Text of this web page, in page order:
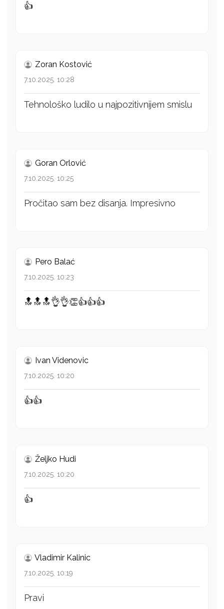
👍
Zoran Kostović
7.10.2025. 10:28
Tehnološko ludilo u najpozitivnijem smislu
Goran Orlović
7.10.2025. 10:25
Pročitao sam bez disanja. Impresivno
Pero Balać
7.10.2025. 10:23
🔝🔝🔝👌👌👏👍👍👍
Ivan Videnovic
7.10.2025. 10:20
👍👍
Željko Hudi
7.10.2025. 10:20
👍
Vladimir Kalinic
7.10.2025. 10:19
Pravi